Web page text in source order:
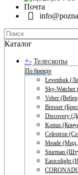
Почта
Каталог
+- Телескопы
По бренду
Levenhuk
Sky-Watcher
Veber
Bresser
Discovery
Konus
Celestron
Meade
Sturman
Eastcolight